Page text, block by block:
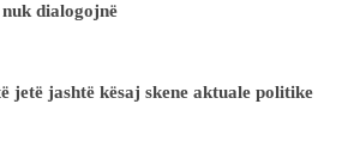
dialogojnë
jetë jashtë kësaj skene aktuale politike